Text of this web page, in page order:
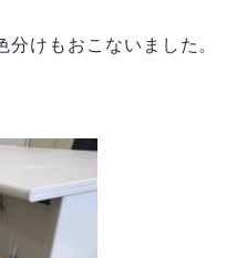
けもおこないました。